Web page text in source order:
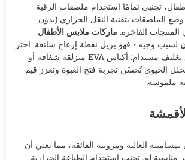
تجنبي تمامًا استخدام ملصقات الرقبة
الملصقات بتقنية النقل الحراري (بدون
الفاخرة. ماركات ملابس الأطفال
لسبب وجيه - فهو يزيل نقطة إزعاج شائعة. اختر
قماشًا صديقًا للبيئة مع تغليف مستدام: أكياس EVA منزلقة شفافة أو
الحيوي تُحسّن تجربة فتح العبوة وتعزز قيم
ملموسة.
العالية ومرونته الفائقة، مما يعني أن
له. تجنب استخدام الطباعة الحرارية